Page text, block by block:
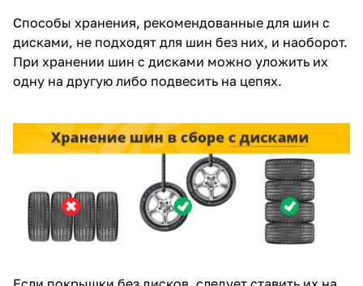
Способы хранения, рекомендованные для шин с
дисками, не подходят для шин без них, и наоборот.
При хранении шин с дисками можно уложить их
одну на другую либо подвесить на цепях.